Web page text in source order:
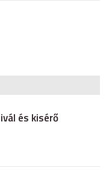
és kisérő